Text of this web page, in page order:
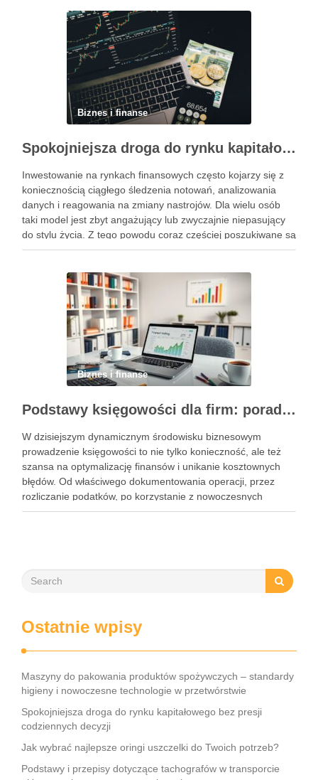
Powiązane wpisy: Jak …
Biznes i finanse
Spokojniejsza droga do rynku kapitałowego bez presji codziennych decyzji
Inwestowanie na rynkach finansowych często kojarzy się z
koniecznością ciągłego śledzenia notowań, analizowania
danych i reagowania na zmiany nastrojów. Dla wielu osób
taki model jest zbyt angażujący lub zwyczajnie niepasujący
do stylu życia. Z tego powodu coraz częściej poszukiwane są
rozwiązania, które pozwalają uczestniczyć w rynku w sposób
Biznes i finanse
Podstawy księgowości dla firm: porady, narzędzia i nowoczesne rozwiązania
W dzisiejszym dynamicznym środowisku biznesowym
prowadzenie księgowości to nie tylko konieczność, ale też
szansa na optymalizację finansów i unikanie kosztownych
błędów. Od właściwego dokumentowania operacji, przez
rozliczanie podatków, po korzystanie z nowoczesnych
narzędzi – każdy przedsiębiorca musi znać kluczowe
Ostatnie wpisy
Maszyny do pakowania produktów spożywczych – standardy
higieny i nowoczesne technologie w przetwórstwie
Spokojniejsza droga do rynku kapitałowego bez presji
codziennych decyzji
Jak wybrać najlepsze oringi uszczelki do Twoich potrzeb?
Podstawy i przepisy dotyczące tachografów w transporcie